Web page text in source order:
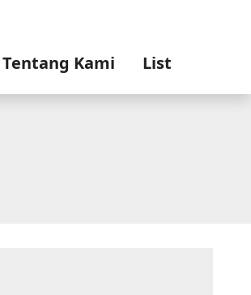
Tentang Kami List